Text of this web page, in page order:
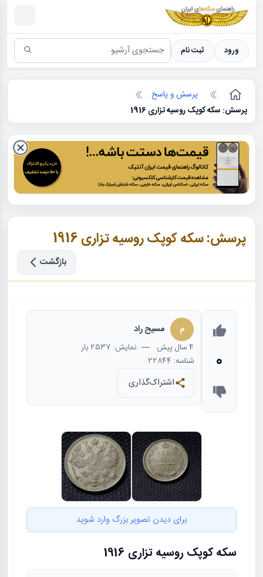
سکه ها ؛ راهنمای سکه شناسی
ورود ثبت نام
پرسش و پاسخ
پرسش: سکه کوپک روسیه تزاری 1916
پرسش: سکه کوپک روسیه تزاری 1916
بازگشت
0
م مسیح راد
4 سال پیش — نمایش: 2537 بار
شناسه: 22844
اشتراک‌گذاری
برای دیدن تصویر بزرگ وارد شوید
سکه کوپک روسیه تزاری 1916